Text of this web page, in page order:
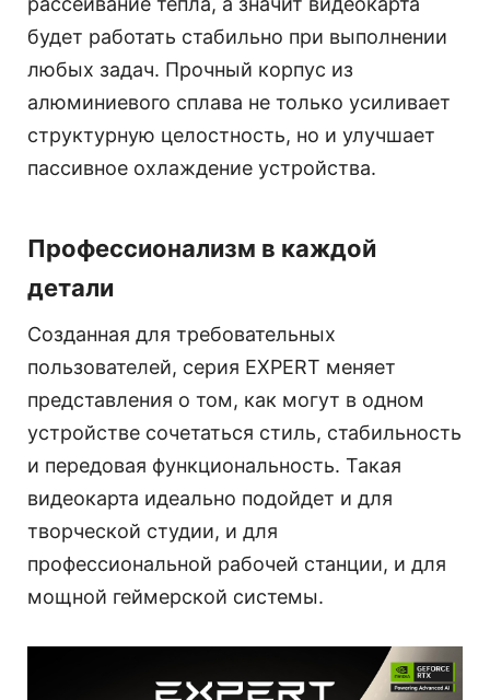
будет работать стабильно при выполнении
любых задач. Прочный корпус из
алюминиевого сплава не только усиливает
структурную целостность, но и улучшает
пассивное охлаждение устройства.
Профессионализм в каждой
детали
Созданная для требовательных
пользователей, серия EXPERT меняет
представления о том, как могут в одном
устройстве сочетаться стиль, стабильность
и передовая функциональность. Такая
видеокарта идеально подойдет и для
творческой студии, и для
профессиональной рабочей станции, и для
мощной геймерской системы.